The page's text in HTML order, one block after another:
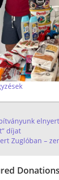
díjat
Zuglóban –